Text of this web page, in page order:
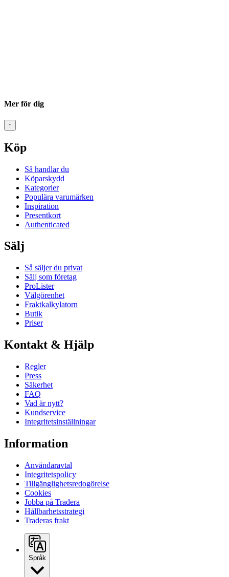
Mer för dig
↑
Köp
Så handlar du
Köparskydd
Kategorier
Populära varumärken
Inspiration
Presentkort
Authenticated
Sälj
Så säljer du privat
Sälj som företag
ProLister
Välgörenhet
Fraktkalkylatorn
Butik
Priser
Kontakt & Hjälp
Regler
Press
Säkerhet
FAQ
Vad är nytt?
Kundservice
Integritetsinställningar
Information
Användaravtal
Integritetspolicy
Tillgänglighetsredogörelse
Cookies
Jobba på Tradera
Hållbarhetsstrategi
Traderas frakt
Språk